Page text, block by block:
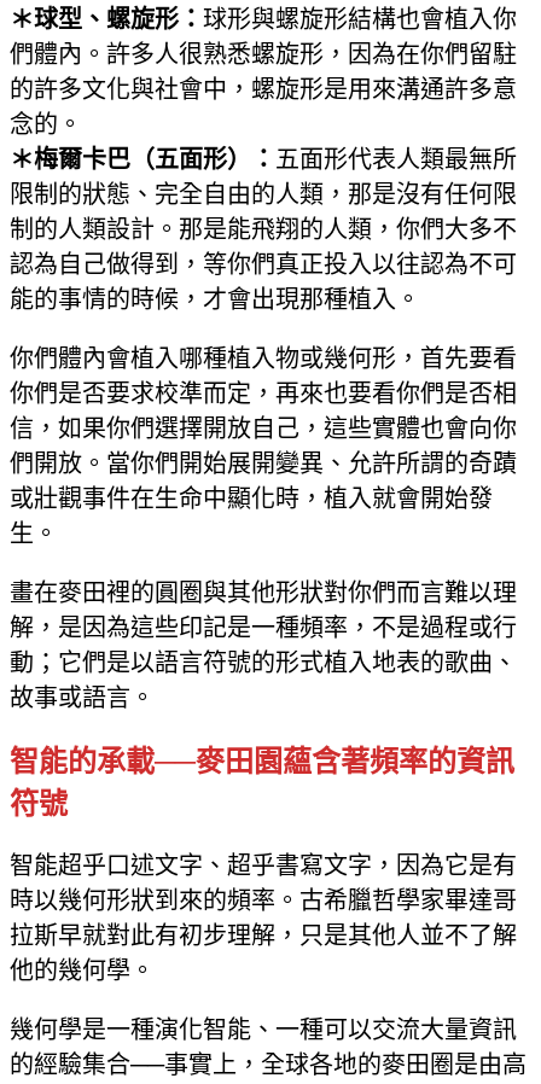
＊球型、螺旋形： 球形與螺旋形結構也會植入你
們體內。許多人很熟悉螺旋形，因為在你們留駐
的許多文化與社會中，螺旋形是用來溝通許多意
念的。
＊梅爾卡巴（五面形）： 五面形代表人類最無所
限制的狀態、完全自由的人類，那是沒有任何限
制的人類設計。那是能飛翔的人類，你們大多不
認為自己做得到，等你們真正投入以往認為不可
能的事情的時候，才會出現那種植入。
你們體內會植入哪種植入物或幾何形，首先要看
你們是否要求校準而定，再來也要看你們是否相
信，如果你們選擇開放自己，這些實體也會向你
們開放。當你們開始展開變異、允許所謂的奇蹟
或壯觀事件在生命中顯化時，植入就會開始發
生。
畫在麥田裡的圓圈與其他形狀對你們而言難以理
解，是因為這些印記是一種頻率，不是過程或行
動；它們是以語言符號的形式植入地表的歌曲、
故事或語言。
智能的承載──麥田園蘊含著頻率的資訊
符號
智能超乎口述文字、超乎書寫文字，因為它是有
時以幾何形狀到來的頻率。古希臘哲學家畢達哥
拉斯早就對此有初步理解，只是其他人並不了解
他的幾何學。
幾何學是一種演化智能、一種可以交流大量資訊
的經驗集合──事實上，全球各地的麥田圈是由高